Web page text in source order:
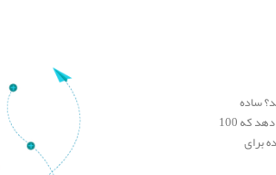
ساده
ترین راه برای ارسال ایمیل به یک گروه از افراد، زمینه جیمیل BCC است اما تنها به شما اجازه می دهد که 100
برای